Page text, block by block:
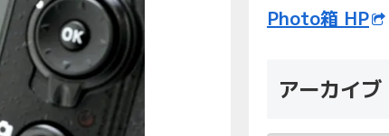
Photo箱 HP
アーカイブ